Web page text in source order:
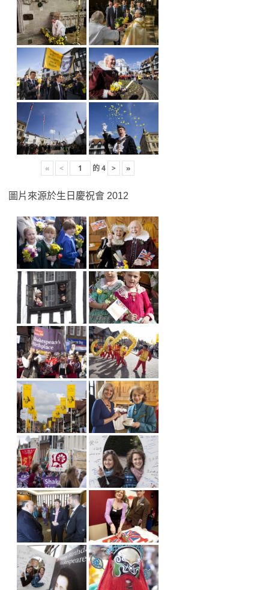
« < 的4 > »
圖片來源於生日慶祝會 2012